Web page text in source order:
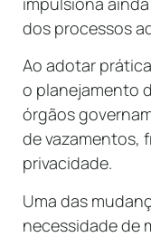
dos processos
Ao adotar
o planejamento
órgãos
de vazamentos,
privacidade.
Uma das
necessidade de